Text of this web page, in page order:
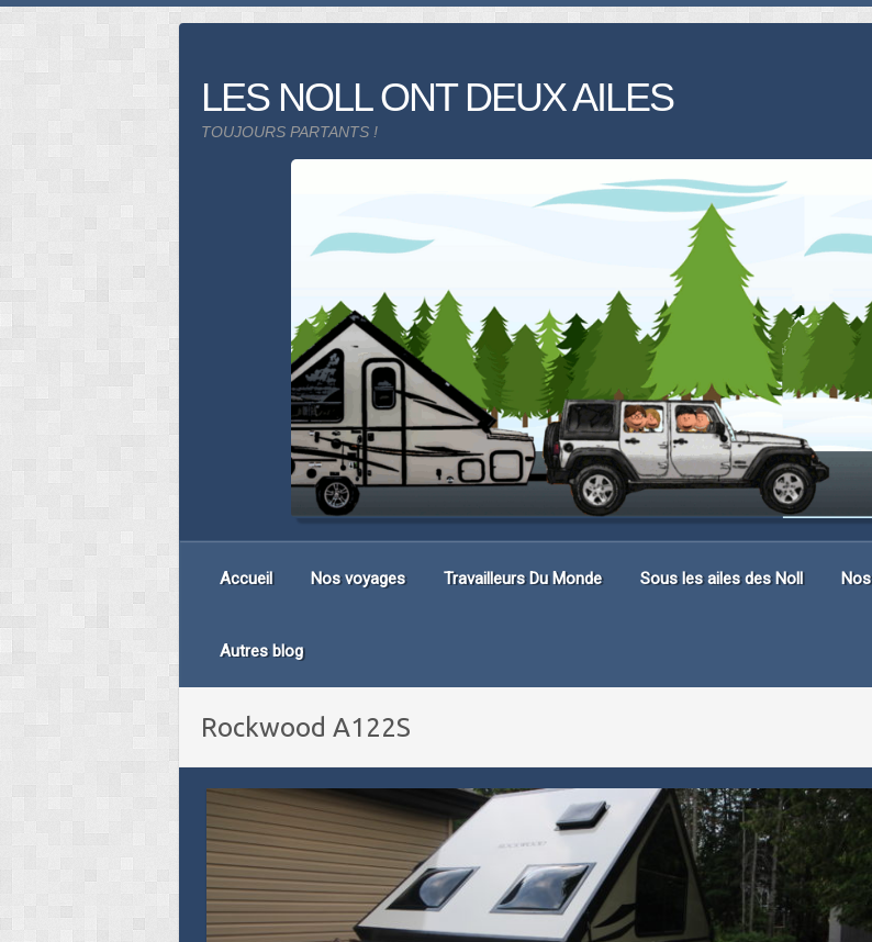
content
LES NOLL ONT DEUX AILES
TOUJOURS PARTANTS !
Accueil Nos voyages Travailleurs Du Monde Sous les ailes des Noll
Autres blog
Rockwood A122S